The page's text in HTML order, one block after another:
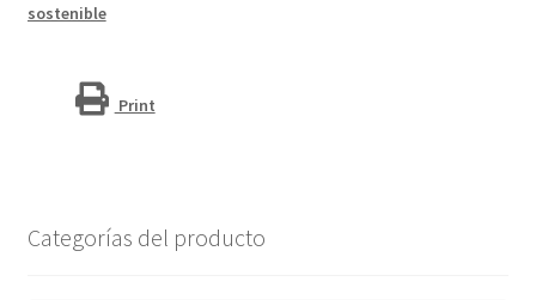
sostenible
Print
Categorías del producto